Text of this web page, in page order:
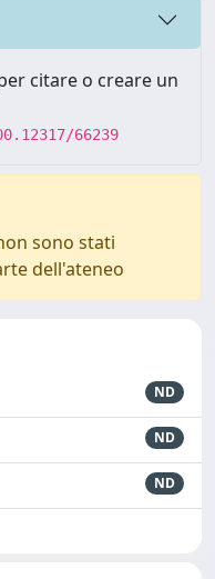
citare o creare un
66239
sono stati
dell'ateneo
ND
ND
ND